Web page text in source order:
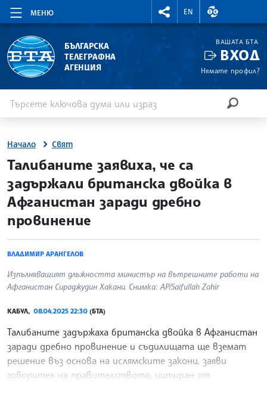
МЕНЮ
RIGHTMENU.SOCIAL
EN
ВАЛУТНИ
БЪЛГАРСКА
ТЕЛЕГРАФНА
АГЕНЦИЯ
ВАШАТА БТА
ВХОД
Нямате профил?
Начало Свят
site.bta
Талибаните заявиха, че са
задържали британска двойка в
Афганистан заради дребно
провинение
ВЛАДИМИР АРАНГЕЛОВ
Изпълняващият длъжността министър на вътрешните работи на
Афганистан Сираджудин Хакани. Снимка: AP/Saifullah Zahir
КАБУЛ, 08.04.2025 22:30 (БТА)
Талибаните задържаха британска двойка в Афганистан
заради дребно провинение и съдилищата ще вземат
решение въз основа на ислямските закони, заяви
говорител на правителството, цитиран от